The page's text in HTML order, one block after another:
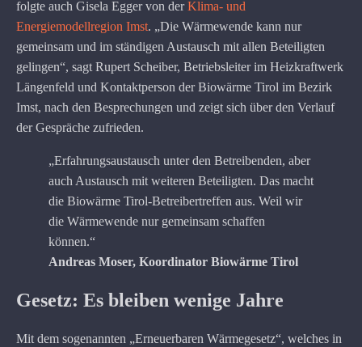
folgte auch Gisela Egger von derKlima- und
Energiemodellregion Imst. „Die Wärmewende kann nur
gemeinsam und im ständigen Austausch mit allen Beteiligten
gelingen“, sagt Rupert Scheiber, Betriebsleiter im Heizkraftwerk
Längenfeld und Kontaktperson der Biowärme Tirol im Bezirk
Imst, nach den Besprechungen und zeigt sich über den Verlauf
der Gespräche zufrieden.
„Erfahrungsaustausch unter den Betreibenden, aber
auch Austausch mit weiteren Beteiligten. Das macht
die Biowärme Tirol-Betreibertreffen aus. Weil wir
die Wärmewende nur gemeinsam schaffen
können.“
Andreas Moser, Koordinator Biowärme Tirol
Gesetz: Es bleiben wenige Jahre
Mit dem sogenannten „Erneuerbaren Wärmegesetz“, welches in